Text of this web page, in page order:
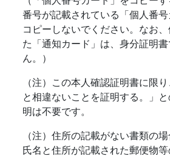
番号が記載されている「個人番
コピーしないでください。なお
た「通知カード」は、身分証明
ん。）
（注）この本人確認証明書に限
と相違ないことを証明する。」
明は不要です。
（注）住所の記載がない書類の
氏名と住所が記載された郵便物